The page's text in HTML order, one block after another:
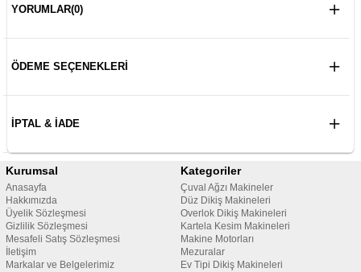
YORUMLAR(0)
ÖDEME SEÇENEKLERI
İPTAL & İADE
Kurumsal
Anasayfa
Hakkımızda
Üyelik Sözleşmesi
Gizlilik Sözleşmesi
Mesafeli Satış Sözleşmesi
İletişim
Markalar ve Belgelerimiz
Kategoriler
Çuval Ağzı Makineler
Düz Dikiş Makineleri
Overlok Dikiş Makineleri
Kartela Kesim Makineleri
Makine Motorları
Mezuralar
Ev Tipi Dikiş Makineleri